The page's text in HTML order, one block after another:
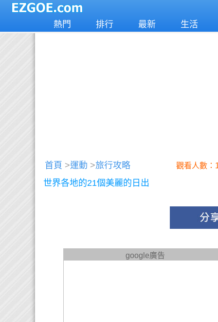
熱門 排行 最新 生活
首頁 >運動 >旅行攻略 觀看人數：
世界各地的21個美麗的日出
google廣告